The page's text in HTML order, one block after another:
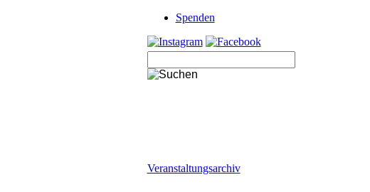
überspringen
Spenden
Veranstaltungsarchiv